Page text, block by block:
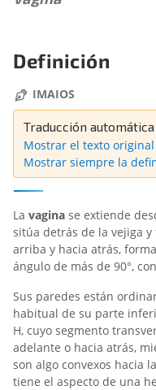
Definición
IMAIOS
Traducción automática
Mostrar el texto original
Mostrar siempre la
La vagina se extiende
sitúa detrás de la vejiga
arriba y hacia atrás,
ángulo de más de 90°,
Sus paredes están
habitual de su parte
H, cuyo segmento
adelante o hacia atrás,
son algo convexos hacia
tiene el aspecto de una